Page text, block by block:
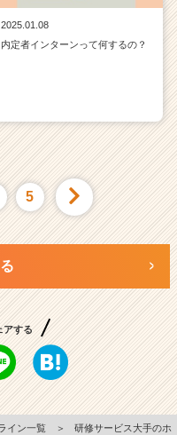
2025.01.08
内定者インターンって何するの？
5
アする
イン一覧 ＞
研修サービス大手のホ